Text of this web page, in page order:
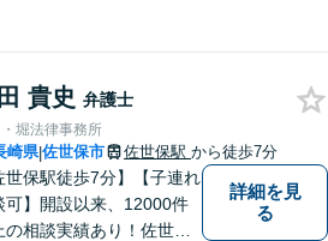
てみませんか。
貴史 弁護士
堀法律事務所
崎県|佐世保市 佐世保駅 から徒歩7分
世保駅徒歩7分】【子連れ
可】開設以来、12000件
の相談実績あり！佐世保
詳細を見
る